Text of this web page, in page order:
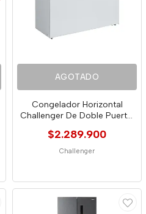
AGOTADO
Congelador Horizontal
Challenger De Doble Puerta,
$2.289.900
Challenger